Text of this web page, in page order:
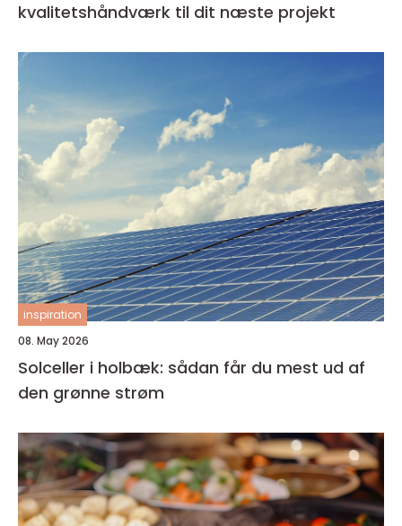
kvalitetshåndværk til dit næste projekt
inspiration
08. May 2026
Solceller i holbæk: sådan får du mest ud af
den grønne strøm